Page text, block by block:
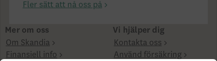
Fler sätt att nå oss på
Mer om oss
Om Skandia
Finansiell info
Vi hjälper dig
Kontakta oss
Använd försäkring